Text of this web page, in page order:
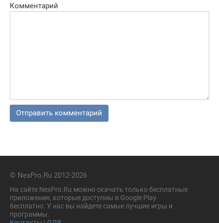
Комментарий
© NexPro.Ru 2012-2026
На сайте NexPro.Ru можно скачать только бесплатные
приложения, которые доступны в Google Play
бесплатно. У нас вы найдете самые лучшие игры и
программы.